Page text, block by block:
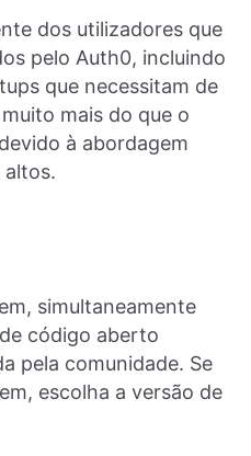
dos utilizadores que
pelo Auth0, incluindo
que necessitam de
mais do que o
à abordagem
altos.
simultaneamente
código aberto
pela comunidade. Se
escolha a versão de